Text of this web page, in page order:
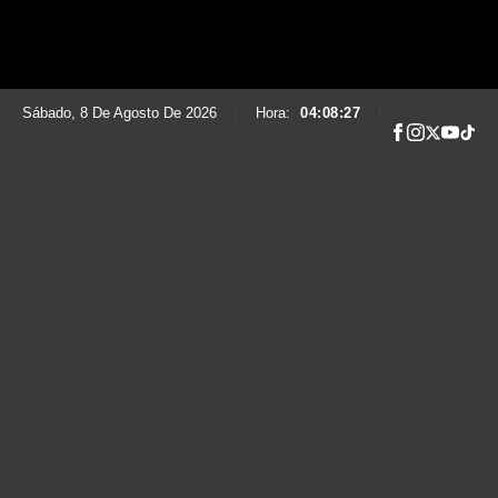
Sábado, 8 De Agosto De 2026 Hora: 04:08:28